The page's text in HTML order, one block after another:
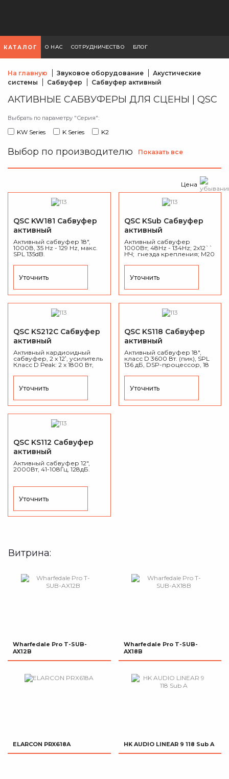
КАТАЛОГ О НАС СОТРУДНИЧЕСТВО БЛОГ
На главную Звуковое оборудование
Акустические
системы
Сабвуфер Сабвуфер активный
АКТИВНЫЕ САБВУФЕРЫ ДЛЯ СЦЕНЫ | QSC
Выбрать по параметру "Серия":
KW Series K Series K2
Выбор по производителю Показать все
Цена
QSC KW181 Сабвуфер
активный
Активный сабвуфер 18",
1000В, 35 Hz - 129 Hz, макс.
SPL 135dB.
Уточнить
QSC KSub Сабвуфер
активный
Активный сабвуфер
1000Вт; 48Hz - 134Hz; 2х12``
НЧ; гнезда крепления; M20
штанги, макс. SPL 130dB.
Уточнить
QSC KS212C Сабвуфер
активный
Активный кардиоидный
сабвуфер, 2 x 12‛, усилитель
Класс D Peak: 2 х 1800 Вт,
Кардиоида, SPL 132 dB @1 M,
фанера.
Уточнить
QSC KS118 Сабвуфер
активный
Активный сабвуфер 18",
класс D 3600 Вт. (пик), SPL
136 дБ, DSP-процессор, 18
47 кг.
Уточнить
QSC KS112 Сабвуфер
активный
Активный сабвуфер 12",
2000Вт, 41-108Гц, 128дБ.
Уточнить
Витрина:
Wharfedale Pro T-SUB-
AX12B
Wharfedale Pro T-SUB-
AX18B
ELARCON PRX618A HK AUDIO LINEAR 9 118 Sub A